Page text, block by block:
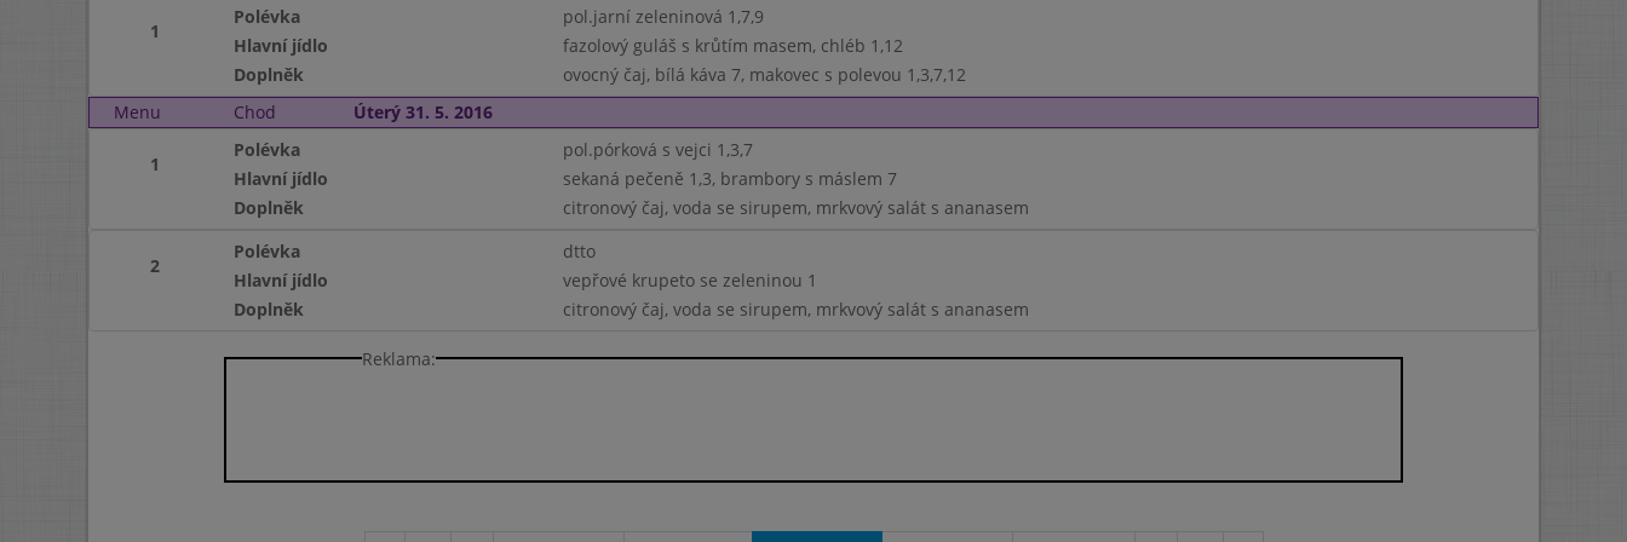
1
Polévka
pol.jarní zeleninová 1,7,9
Hlavní jídlo
fazolový guláš s krůtím masem, chléb 1,12
Doplněk
ovocný čaj, bílá káva 7, makovec s polevou 1,3,7,12
Menu
Chod Úterý 31. 5. 2016
1
Polévka
pol.pórková s vejci 1,3,7
Hlavní jídlo
sekaná pečeně 1,3, brambory s máslem 7
Doplněk
citronový čaj, voda se sirupem, mrkvový salát s ananasem
2
Polévka
dtto
Hlavní jídlo
vepřové krupeto se zeleninou 1
Doplněk
citronový čaj, voda se sirupem, mrkvový salát s ananasem
Reklama: